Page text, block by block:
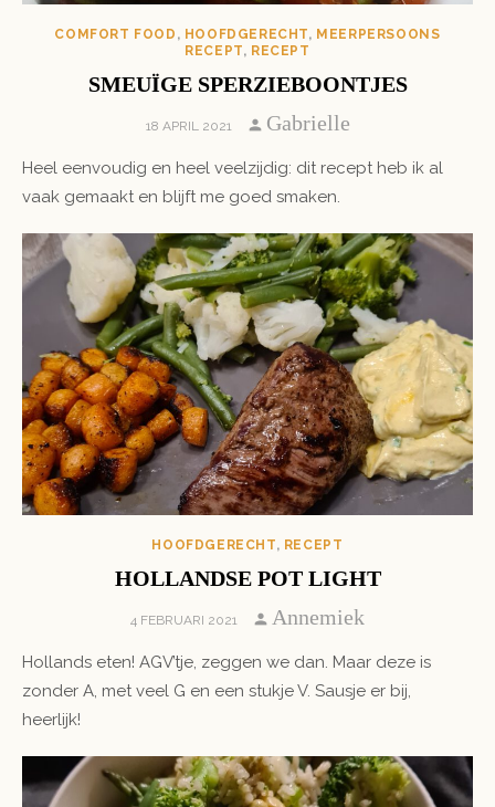
COMFORT FOOD , HOOFDGERECHT, MEERPERSOONS
RECEPT, RECEPT
SMEUÏGE SPERZIEBOONTJES
POSTED
18 APRIL 2021 Author
Gabrielle
Heel eenvoudig en heel veelzijdig: dit recept heb ik al
vaak gemaakt en blijft me goed smaken.
HOOFDGERECHT, RECEPT
HOLLANDSE POT LIGHT
POSTED
4 FEBRUARI 2021 Author
Annemiek
Hollands eten! AGV’tje, zeggen we dan. Maar deze is
zonder A, met veel G en een stukje V. Sausje er bij,
heerlijk!